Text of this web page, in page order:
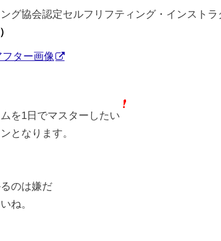
グ協会認定セルフリフティング・インストラ
ター画像
を1日でマスターしたい
となります。
のは嫌だ
ね。